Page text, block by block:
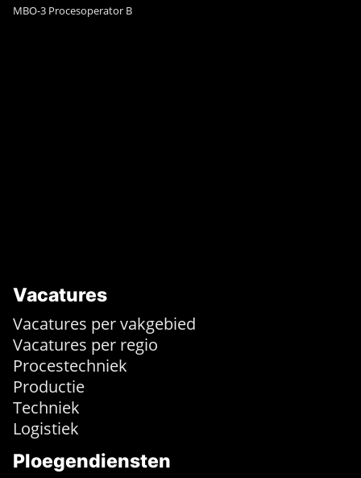
MBO-3 Procesoperator B
Vacatures
Vacatures per vakgebied
Vacatures per regio
Procestechniek
Productie
Techniek
Logistiek
Ploegendiensten